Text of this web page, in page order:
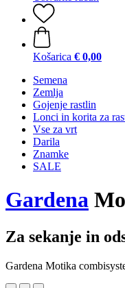
Košarica € 0,00
Semena
Zemlja
Gojenje rastlin
Lonci in korita za
Vse za vrt
Darila
Znamke
SALE
Gardena
Za sekanje in
Gardena Motika